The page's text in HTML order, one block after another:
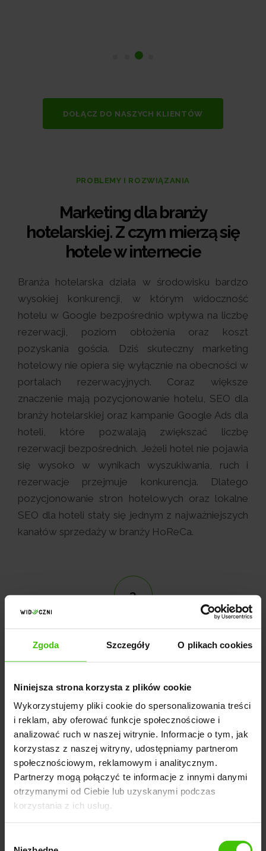
Zgoda Szczegóły O plikach cookies
Niniejsza strona korzysta z plików cookie
Wykorzystujemy pliki cookie do spersonalizowania treści
i reklam, aby oferować funkcje społecznościowe i
analizować ruch w naszej witrynie. Informacje o tym, jak
korzystasz z naszej witryny, udostępniamy partnerom
społecznościowym, reklamowym i analitycznym.
Partnerzy mogą połączyć te informacje z innymi danymi
otrzymanymi od Ciebie lub uzyskanymi podczas
korzystania z ich usług.
DOŁĄCZ DO NASZYCH KLIENTÓW
PROBLEMY I ROZWIĄZANIA
Marketing dla branży
hotelarskiej. Z czym mierzą się
hotele w internecie
Branża hotelarska działa w środowisku bardzo
wysokiej konkurencji, w którym widoczność
hotelu w Google bezpośrednio wpływa na liczbę
rezerwacji, poziom obłożenia oraz koszt
pozyskania gościa. Dziś skuteczny marketing
hotelowy nie opiera się wyłącznie na obecności w
portalach rezerwacyjnych. Coraz większe
znaczenie mają pozycjonowanie hotelu, SEO dla
branży hotelarskiej oraz kampanie Google Ads dla
hoteli, które pozwalają zwiększać liczbę
rezerwacji bezpośrednich. Jeżeli hotel nie pojawia
się wysoko w wynikach wyszukiwania, ruch i
rezerwacje przejmuje konkurencja. Dlatego
pozycjonowanie stron hotelowych oraz lokalne
SEO dla hoteli stały się jednym z najważniejszych
kanałów sprzedaży w branży HoReCa.
3
Uzależnienie od platform zewnętrznych
platform zewnętrznych. Problemem są wysokie
prowizje oraz brak kontroli nad relacją z klientem.
Dlatego pozycjonowanie hotelu i reklama hotelu w
internecie coraz częściej koncentrują się na
zwiększaniu liczby rezerwacji bezpośrednich.
WYŚLIJ ZAPYTANIE